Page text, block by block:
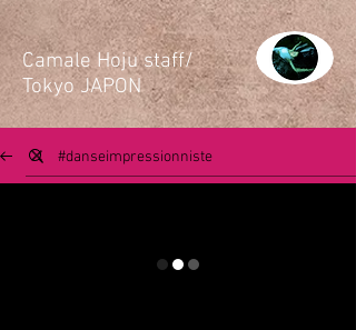
​Camale Hoju staff/
Tokyo JAPON